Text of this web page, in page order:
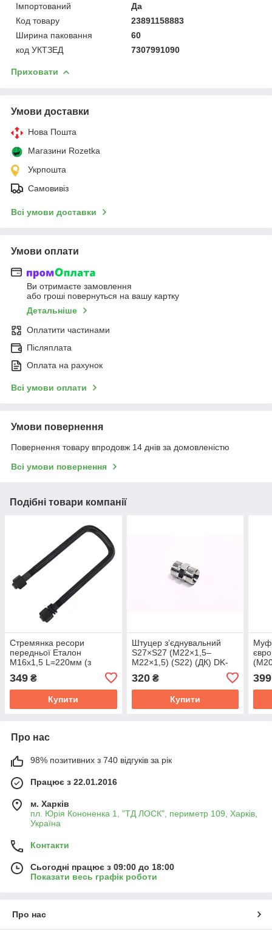
Імпортований
Да
Код товару
23891158883
Ширина паковання
60
код УКТЗЕД
7307991090
Приховати
Умови доставки
Нова Пошта
Магазини Rozetka
Укрпошта
Самовивіз
Всі умови доставки
Умови оплати
Ви отримаєте замовлення
або гроші повернуться на вашу картку
Детальніше
Оплатити частинами
Післяплата
Оплата на рахунок
Всі умови оплати
Умови повернення
Повернення товару впродовж 14 днів за домовленістю
Всі умови повернення
Подібні товари компанії
Стремянка ресори
передньої Еталон
М16х1,5 L=220мм (з
SILVER (RIDER)
RDА079.04-2902408-22
349 ₴
Купити
Штуцер з’єднувальний
S27×S27 (М22×1,5–
М22×1,5) (S22) (ДК) DK-
320₴
Купити
399
Про нас
98% позитивних з 740 відгуків за рік
Працює з 22.01.2016
м. Харків
пл. Юрія Кононенка 1, "ТД ЛОСК", периметр 109, Харків,
Україна
Контакти
Сьогодні працює з 09:00 до 18:00
Показати весь графік роботи
Про нас